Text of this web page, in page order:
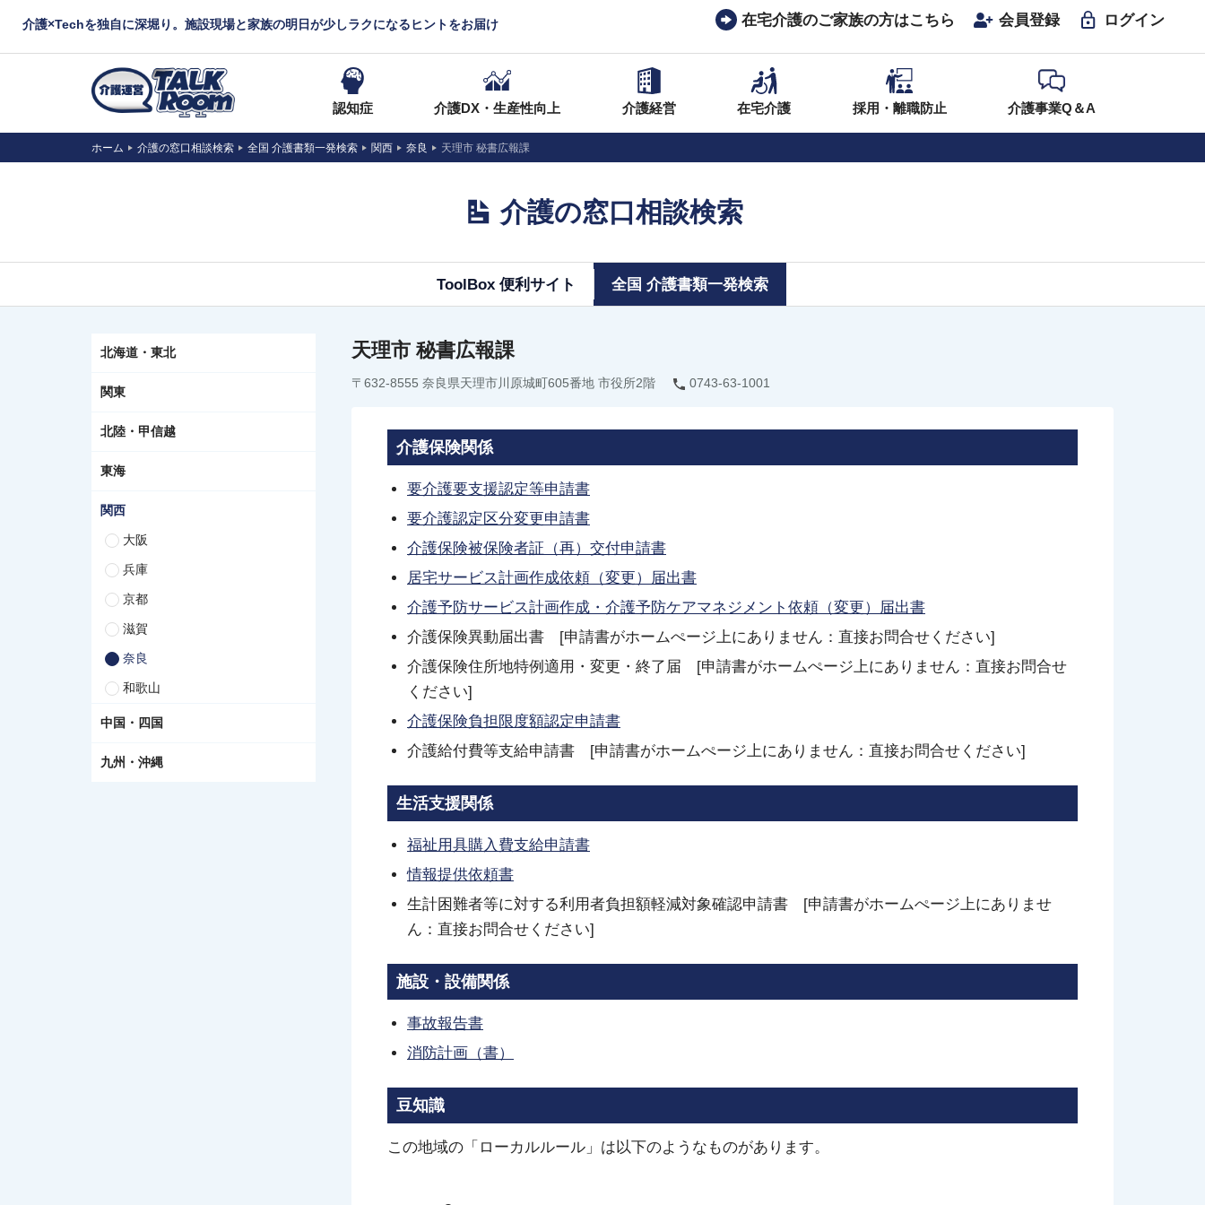
介護×Techを独自に深堀り。施設現場と家族の明日が少しラクになるヒントをお届け 在宅介護のご家族の方はこちら 会員登録 ログイン
認知症 介護DX・生産性向上 介護経営 在宅介護 採用・離職防止 介護事業Q＆A
ホーム 介護の窓口相談検索 全国 介護書類一発検索 関西 奈良 天理市 秘書広報課
介護の窓口相談検索
ToolBox 便利サイト 全国 介護書類一発検索
北海道・東北
関東
北陸・甲信越
東海
関西
大阪
兵庫
京都
滋賀
奈良
和歌山
中国・四国
九州・沖縄
天理市 秘書広報課
〒632-8555 奈良県天理市川原城町605番地 市役所2階 0743-63-1001
介護保険関係
要介護要支援認定等申請書
要介護認定区分変更申請書
介護保険被保険者証（再）交付申請書
居宅サービス計画作成依頼（変更）届出書
介護予防サービス計画作成・介護予防ケアマネジメント依頼（変更）届出書
介護保険異動届出書 [申請書がホームぺージ上にありません：直接お問合せください]
介護保険住所地特例適用・変更・終了届 [申請書がホームぺージ上にありません：直接お問合せ
ください]
介護保険負担限度額認定申請書
介護給付費等支給申請書 [申請書がホームぺージ上にありません：直接お問合せください]
生活支援関係
福祉用具購入費支給申請書
情報提供依頼書
生計困難者等に対する利用者負担額軽減対象確認申請書 [申請書がホームぺージ上にありませ
ん：直接お問合せください]
施設・設備関係
事故報告書
消防計画（書）
豆知識
この地域の「ローカルルール」は以下のようなものがあります。